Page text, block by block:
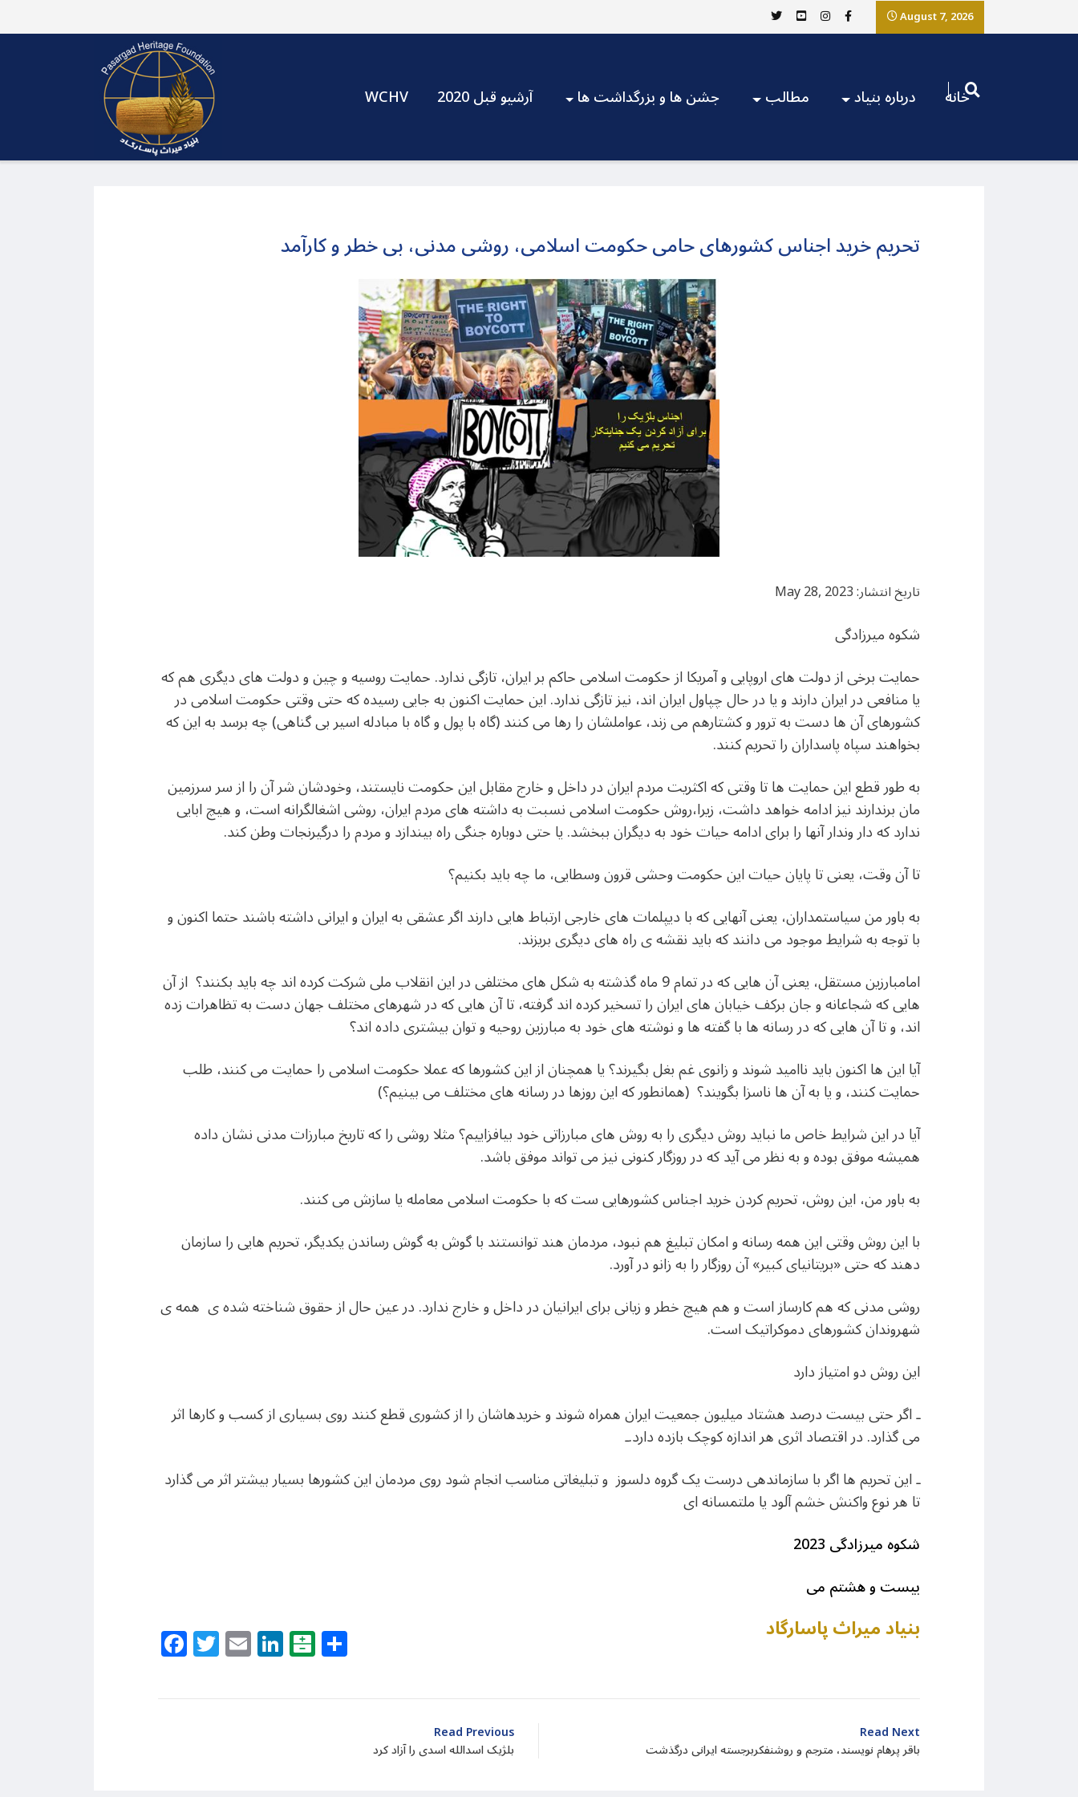
August 7, 2026
WCHV آرشیو قبل 2020 جشن ها و بزرگداشت ها مطالب درباره بنیاد خانه
تحریم خرید اجناس کشورهای حامی حکومت اسلامی، روشی مدنی، بی خطر و کارآمد
تاریخ انتشار: May 28, 2023
شکوه میرزادگی
حمایت برخی از دولت های اروپایی و آمریکا از حکومت اسلامی حاکم بر ایران، تازگی ندارد. حمایت روسیه و چین و دولت های دیگری هم که
یا منافعی در ایران دارند و یا در حال چپاول ایران اند، نیز تازگی ندارد. این حمایت اکنون به جایی رسیده که حتی وقتی حکومت اسلامی در
کشورهای آن ها دست به ترور و کشتارهم می زند، عواملشان را رها می کنند (گاه با پول و گاه با مبادله اسیر بی گناهی) چه برسد به این که
بخواهند سپاه پاسداران را تحریم کنند.
به طور قطع این حمایت ها تا وقتی که اکثریت مردم ایران در داخل و خارج مقابل این حکومت نایستند، وخودشان شر آن را از سر سرزمین
مان برندارند نیز ادامه خواهد داشت، زیرا،روش حکومت اسلامی نسبت به داشته های مردم ایران، روشی اشغالگرانه است، و هیچ ابایی
ندارد که دار وندار آنها را برای ادامه حیات خود به دیگران ببخشد. یا حتی دوباره جنگی راه بیندازد و مردم را درگیرنجات وطن کند.
تا آن وقت، یعنی تا پایان حیات این حکومت وحشی قرون وسطایی، ما چه باید بکنیم؟
به باور من سیاستمداران، یعنی آنهایی که با دیپلمات های خارجی ارتباط هایی دارند اگر عشقی به ایران و ایرانی داشته باشند حتما اکنون و
با توجه به شرایط موجود می دانند که باید نقشه ی راه های دیگری بریزند.
امامبارزین مستقل، یعنی آن هایی که در تمام 9 ماه گذشته به شکل های مختلفی در این انقلاب ملی شرکت کرده اند چه باید بکنند؟ از آن
هایی که شجاعانه و جان برکف خیابان های ایران را تسخیر کرده اند گرفته، تا آن هایی که در شهرهای مختلف جهان دست به تظاهرات زده
اند، و تا آن هایی که در رسانه ها با گفته ها و نوشته های خود به مبارزین روحیه و توان بیشتری داده اند؟
آیا این ها اکنون باید ناامید شوند و زانوی غم بغل بگیرند؟ یا همچنان از این کشورها که عملا حکومت اسلامی را حمایت می کنند، طلب
حمایت کنند، و یا به آن ها ناسزا بگویند؟ (همانطور که این روزها در رسانه های مختلف می بینیم؟)
آیا در این شرایط خاص ما نباید روش دیگری را به روش های مبارزاتی خود بیافزاییم؟ مثلا روشی را که تاریخ مبارزات مدنی نشان داده
همیشه موفق بوده و به نظر می آید که در روزگار کنونی نیز می تواند موفق باشد.
به باور من، این روش، تحریم کردن خرید اجناس کشورهایی ست که با حکومت اسلامی معامله یا سازش می کنند.
با این روش وقتی این همه رسانه و امکان تبلیغ هم نبود، مردمان هند توانستند با گوش به گوش رساندن یکدیگر، تحریم هایی را سازمان
دهند که حتی «بریتانیای کبیر» آن روزگار را به زانو در آورد.
روشی مدنی که هم کارساز است و هم هیچ خطر و زیانی برای ایرانیان در داخل و خارج ندارد. در عین حال از حقوق شناخته شده ی همه ی
شهروندان کشورهای دموکراتیک است.
این روش دو امتیاز دارد
ـ اگر حتی بیست درصد هشتاد میلیون جمعیت ایران همراه شوند و خریدهاشان را از کشوری قطع کنند روی بسیاری از کسب و کارها اثر
می گذارد. در اقتصاد اثری هر اندازه کوچک بازده دارد.ـ
ـ این تحریم ها اگر با سازماندهی درست یک گروه دلسوز و تبلیغاتی مناسب انجام شود روی مردمان این کشورها بسیار بیشتر اثر می گذارد
تا هر نوع واکنش خشم آلود یا ملتمسانه ای
شکوه میرزادگی 2023
بیست و هشتم می
Facebook
Twitter
EmailLinkedIn
Balatarin بنیاد میراث پاسارگاد
Read Previous
بلژیک اسدالله اسدی را آزاد کرد
Read Next
باقر پرهام نویسند، مترجم و روشنفکربرجسته ایرانی درگذشت